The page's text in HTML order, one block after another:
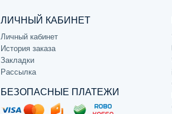
ЛИЧНЫЙ КАБИНЕТ
Личный кабинет
История заказа
Закладки
Рассылка
БЕЗОПАСНЫЕ ПЛАТЕЖИ